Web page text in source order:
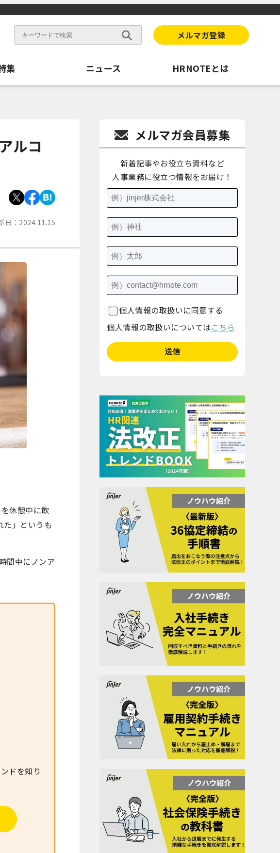
メルマガ登録
集 ニュース HRNOTEとは
ルコ
日： 2024.11.15
休憩中に飲
た」というも
間中にノンア
ドを知り
メルマガ会員募集
新着記事やお役立ち資料など
人事業務に役立つ情報をお届け！
個人情報の取扱いに同意する
個人情報の取扱いについては こちら